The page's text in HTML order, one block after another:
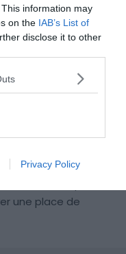
information may
on the IAB’s List of
disclose it to other
Privacy Policy
A104.
stationnement se
panique, il existe un
à proximité de
véhicule le temps de
et parfois
recherche d’un
une place de